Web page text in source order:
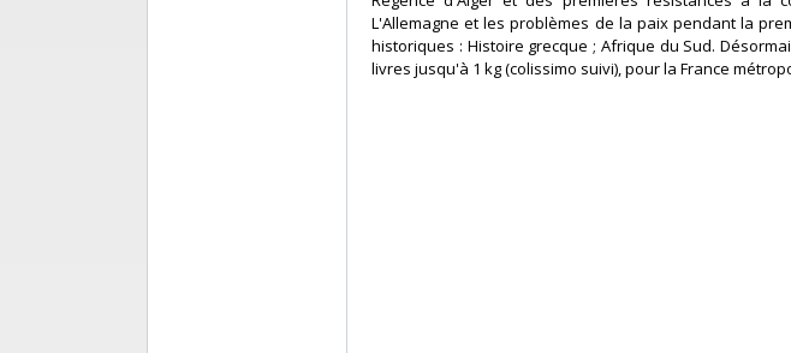
L'Allemagne et les problèmes de la paix pendant la
historiques : Histoire grecque ; Afrique du Sud.
livres jusqu'à 1 kg (colissimo suivi), pour la France